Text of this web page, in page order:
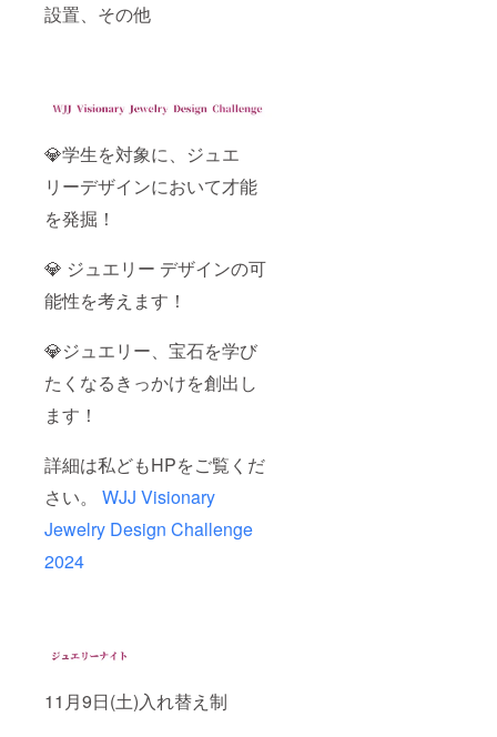
設置、その他
💎学生を対象に、ジュエ
リーデザインにおいて才能
を発掘！
💎 ジュエリー デザインの可
能性を考えます！
💎ジュエリー、宝石を学び
たくなるきっかけを創出し
ます！
詳細は私どもHPをご覧くだ
さい。 WJJ Visionary
Jewelry Design Challenge
2024
11月9日(土)入れ替え制